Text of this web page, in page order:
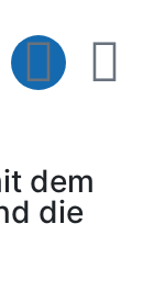
dem
die